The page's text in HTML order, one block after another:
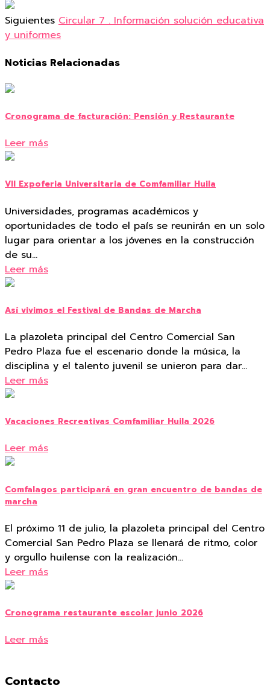
Siguientes Circular 7 . Información solución educativa
y uniformes
Noticias Relacionadas
Cronograma de facturación: Pensión y Restaurante
Leer más
VII Expoferia Universitaria de Comfamiliar Huila
Universidades, programas académicos y
oportunidades de todo el país se reunirán en un solo
lugar para orientar a los jóvenes en la construcción
de su…
Leer más
Así vivimos el Festival de Bandas de Marcha
La plazoleta principal del Centro Comercial San
Pedro Plaza fue el escenario donde la música, la
disciplina y el talento juvenil se unieron para dar…
Leer más
Vacaciones Recreativas Comfamiliar Huila 2026
Leer más
Comfalagos participará en gran encuentro de bandas de
marcha
El próximo 11 de julio, la plazoleta principal del Centro
Comercial San Pedro Plaza se llenará de ritmo, color
y orgullo huilense con la realización…
Leer más
Cronograma restaurante escolar junio 2026
Leer más
Contacto